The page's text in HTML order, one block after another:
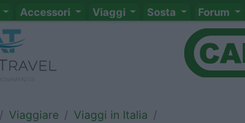
Accessori Viaggi Sosta Forum
Viaggiare Viaggi in Italia